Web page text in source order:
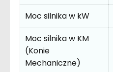
Moc silnika w kW
Moc silnika w KM
(Konie
Mechaniczne)